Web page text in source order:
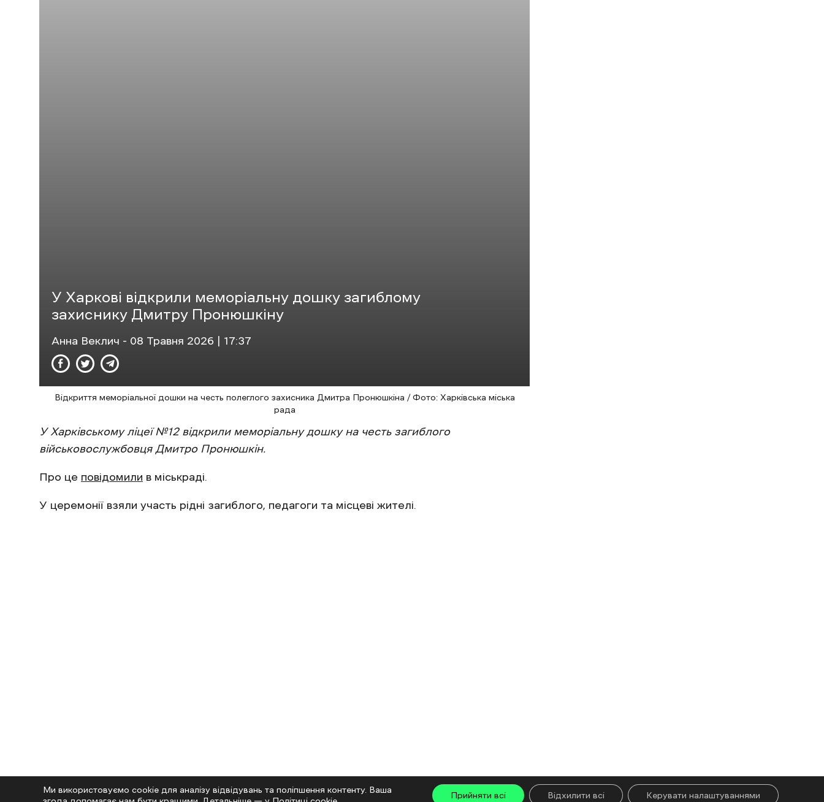
У Харкові відкрили меморіальну дошку загиблому
захиснику Дмитру Пронюшкіну
Анна Веклич - 08 Травня 2026 | 17:37
Відкриття меморіальної дошки на честь полеглого захисника Дмитра Пронюшкіна / Фото: Харківська міська
рада
У Харківському ліцеї №12 відкрили меморіальну дошку на честь загиблого
військовослужбовця Дмитро Пронюшкін.
Про це повідомили в міськраді.
У церемонії взяли участь рідні загиблого, педагоги та місцеві жителі.
Ми використовуємо cookie для аналізу відвідувань та поліпшення контенту. Ваша
Прийняти всі Відхилити всі Керувати налаштуваннями